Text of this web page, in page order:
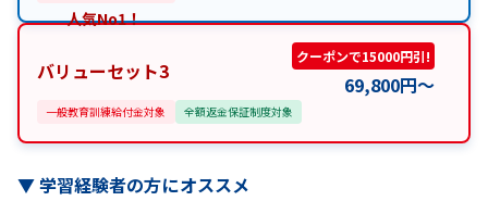
人気No1！
バリューセット3
クーポンで15000円引!
69,800円〜
一般教育訓練給付金対象 全額返金保証制度対象
▼学習経験者の方にオススメ